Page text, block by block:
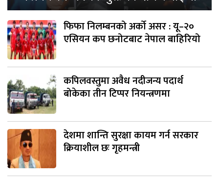
फिफा निलम्बनको अर्को असर : यू–२०
एसियन कप छनोटबाट नेपाल बाहिरियो
कपिलवस्तुमा अवैध नदीजन्य पदार्थ
बोकेका तीन टिप्पर नियन्त्रणमा
देशमा शान्ति सुरक्षा कायम गर्न सरकार
क्रियाशील छः गृहमन्त्री